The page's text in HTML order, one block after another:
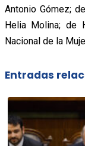
Antonio Gómez;
Helia Molina; de
Nacional de la
Entradas